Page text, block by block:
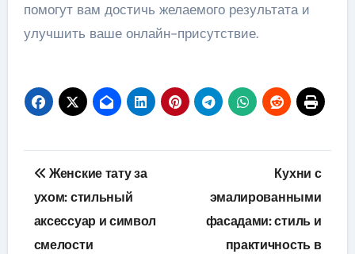
помогут вам достичь желаемого результата и
улучшить ваше онлайн-присутствие.
Навигация
по
записям
Женские тату за
ухом: стильный
аксессуар и символ
смелости
Кухни с
эмалированными
фасадами: стиль и
практичность в